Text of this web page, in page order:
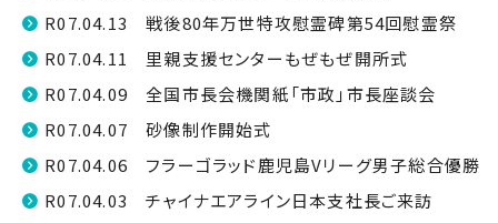
R07.04.13 戦後80年万世特攻慰霊碑第54回慰霊祭
R07.04.11 里親支援センターもぜもぜ開所式
R07.04.09 全国市長会機関紙「市政」市長座談会
R07.04.07 砂像制作開始式
R07.04.06 フラーゴラッド鹿児島Vリーグ男子総合優勝
R07.04.03 チャイナエアライン日本支社長ご来訪